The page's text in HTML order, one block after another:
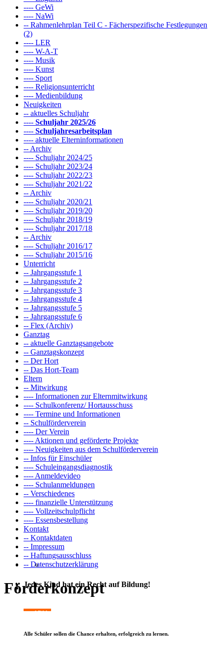
---- GeWi
---- NaWi
-- Rahmenlehrplan Teil C - Fächerspezifische Festlegungen
(2)
---- LER
---- W-A-T
---- Musik
---- Kunst
---- Sport
---- Religionsunterricht
---- Medienbildung
Neuigkeiten
-- aktuelles Schuljahr
---- Schuljahr 2025/26
---- Schuljahresarbeitsplan
---- aktuelle Elterninformationen
-- Archiv
---- Schuljahr 2024/25
---- Schuljahr 2023/24
---- Schuljahr 2022/23
---- Schuljahr 2021/22
-- Archiv
---- Schuljahr 2020/21
---- Schuljahr 2019/20
---- Schuljahr 2018/19
---- Schuljahr 2017/18
-- Archiv
---- Schuljahr 2016/17
---- Schuljahr 2015/16
Unterricht
-- Jahrgangsstufe 1
-- Jahrgangsstufe 2
-- Jahrgangsstufe 3
-- Jahrgangsstufe 4
-- Jahrgangsstufe 5
-- Jahrgangsstufe 6
-- Flex (Archiv)
Ganztag
-- aktuelle Ganztagsangebote
-- Ganztagskonzept
-- Der Hort
-- Das Hort-Team
Eltern
-- Mitwirkung
---- Informationen zur Elternmitwirkung
---- Schulkonferenz/ Hortausschuss
---- Termine und Informationen
-- Schulförderverein
---- Der Verein
---- Aktionen und geförderte Projekte
---- Neuigkeiten aus dem Schulförderverein
-- Infos für Einschüler
---- Schuleingangsdiagnostik
---- Anmeldevideo
---- Schulanmeldungen
-- Verschiedenes
---- finanzielle Unterstützung
---- Vollzeitschulpflicht
---- Essensbestellung
Kontakt
-- Kontaktdaten
-- Impressum
-- Haftungsausschluss
-- Datenschutzerklärung
Förderkonzept
Ein Recht auf Bildung
Jedes Kind hat einRecht auf Bildung!
Alle Schüler sollen die Chance erhalten, erfolgreich zu lernen.